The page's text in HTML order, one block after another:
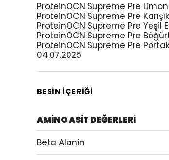
ProteinOCN Supreme Pre
ProteinOCN Supreme Pre
ProteinOCN Supreme Pre Yeşil
ProteinOCN Supreme Pre
ProteinOCN Supreme Pre
04.07.2025
BESİN İÇERİĞİ
AMİNO ASİT DEĞERLERİ
Beta Alanin